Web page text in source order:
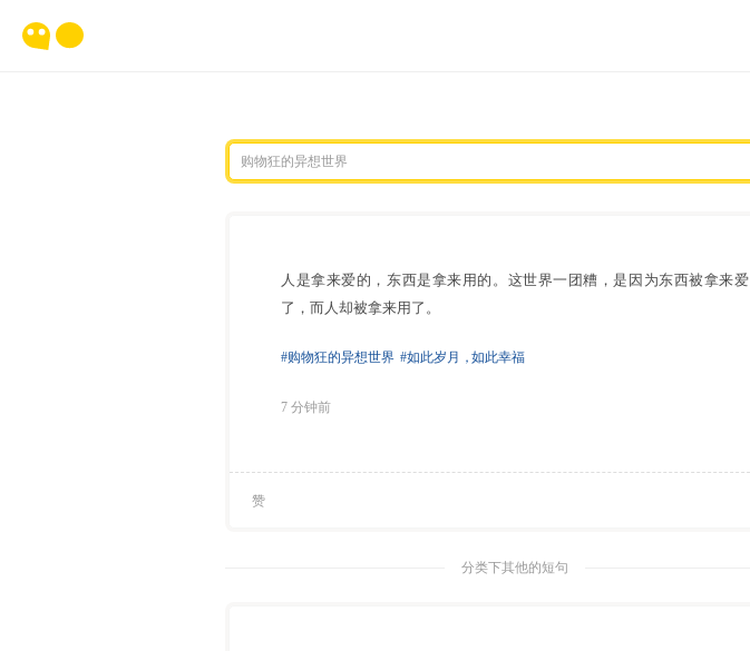
人是拿来爱的，东西是拿来用的。这世界一团糟，是因为东西被拿来爱
了，而人却被拿来用了。
#购物狂的异想世界 #如此岁月 ，如此幸福
7 分钟前
赞
分类下其他的短句